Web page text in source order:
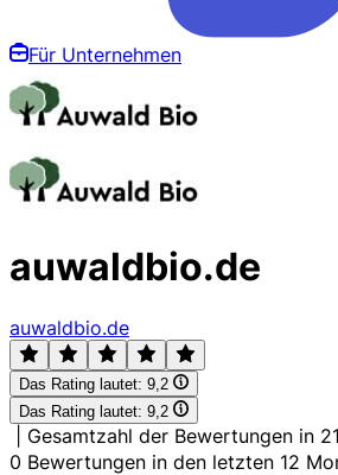
Für Unternehmen
auwaldbio.de
auwaldbio.de
Das Rating lautet: 9,2
Das Rating lautet: 9,2
Gesamtzahl der Bewertungen in 21
0 Bewertungen in den letzten 12